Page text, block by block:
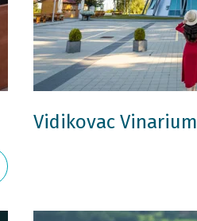
Vidikovac Vinarium